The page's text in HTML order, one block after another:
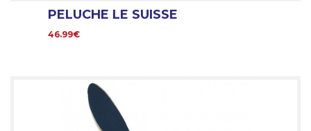
PELUCHE LE SUISSE
46.99€